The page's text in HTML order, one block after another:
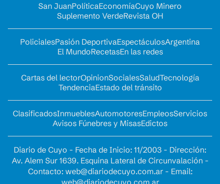
San JuanPolíticaEconomíaCuyo Minero
Suplemento VerdeRevista OH
PolicialesPasión DeportivaEspectáculosArgentina
El MundoRecetasEn las redes
Cartas del lectorOpinionSocialesSaludTecnología
TendenciaEstado del tránsito
ClasificadosInmueblesAutomotoresEmpleosServicios
Avisos Fúnebres y MisasEdictos
Diario de Cuyo - Fecha de Inicio: 11/2003 - Dirección:
Av. Alem Sur 1639. Esquina Lateral de Circunvalación -
Contacto: web@diariodecuyo.com.ar- Email:
web@diariodecuyo.com.ar